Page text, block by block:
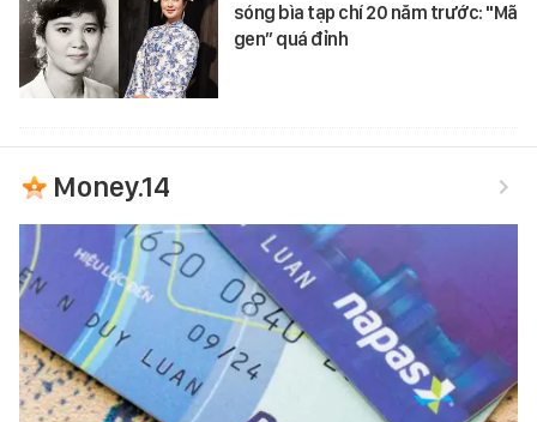
sóng bìa tạp chí 20 năm trước: "Mã
gen” quá đỉnh
Money.14